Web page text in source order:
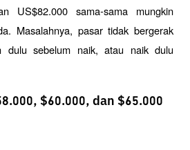
US$82.000 sama-sama mungkin
Masalahnya, pasar tidak bergerak
dulu sebelum naik, atau naik dulu
$60.000, dan $65.000